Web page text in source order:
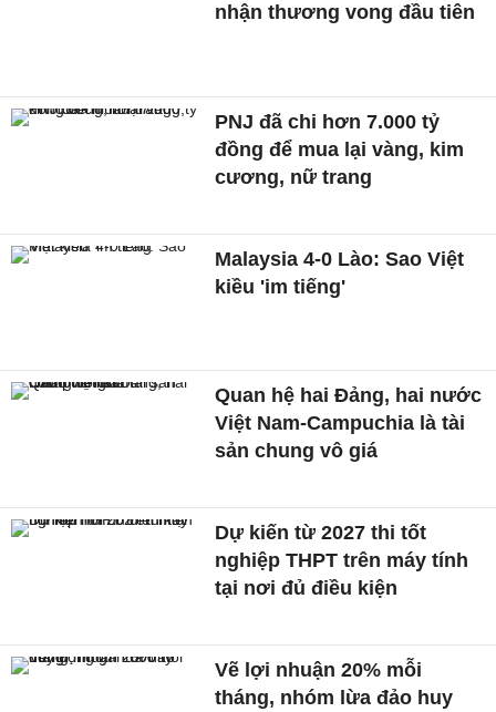
nhận thương vong đầu tiên
PNJ đã chi hơn 7.000 tỷ
đồng để mua lại vàng, kim
cương, nữ trang
Malaysia 4-0 Lào: Sao Việt
kiều 'im tiếng'
Quan hệ hai Đảng, hai nước
Việt Nam-Campuchia là tài
sản chung vô giá ​
Dự kiến từ 2027 thi tốt
nghiệp THPT trên máy tính
tại nơi đủ điều kiện
Vẽ lợi nhuận 20% mỗi
tháng, nhóm lừa đảo huy